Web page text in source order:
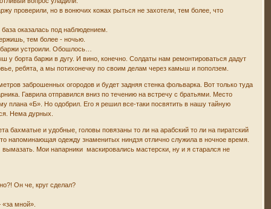
проверили, но в вонючих кожах рыться не захотели, тем более, что
оказалась под наблюдением.
тем более - ночью.
устроили. Обошлось…
у борта баржи в дугу. И вино, конечно. Солдаты нам ремонтироваться дадут
ребята, а мы потихонечку по своим делам через камыш и поползем.
заброшенных огородов и будет задняя стенка фольварка. Вот только туда
Гаврила отправился вниз по течению на встречу с братьями. Место
плана «Б». Но одобрил. Его я решил все-таки посвятить в нашу тайную
Нема дурных.
бахматые и удобные, головы повязаны то ли на арабский то ли на пиратский
напоминающая одежду знаменитых ниндзя отлично служила в ночное время.
Мои напарники маскировались мастерски, ну и я старался не
Он че, круг сделал?
мной».